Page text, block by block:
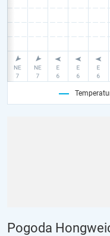
Pogoda